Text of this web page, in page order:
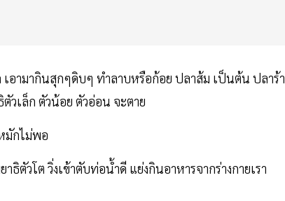
อามากินสุกๆดิบๆ ทำลาบหรือก้อย ปลาส้ม เป็นต้น ปลาร้า
วเล็ก ตัวน้อย ตัวอ่อน จะตาย
มักไม่พอ
วโต วิ่งเข้าตับท่อน้ำดี แย่งกินอาหารจากร่างกายเรา